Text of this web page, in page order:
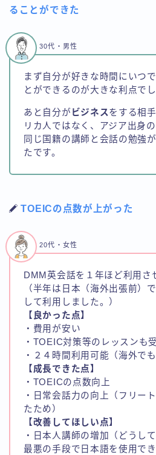
ることができた
まず自分が好きな時間にいつ
とができるのが大きな利点でし
あと自分が ビジネスをする相
リカ人ではなく、アジア出身
同じ国籍の講師と会話の勉強
たです。
30代・男性
TOEICの点数が上がった
DMM英会話を１年ほど利用さ
（半年は日本（海外出張前）
して利用しました。）
【良かった点】
・費用が安い
・TOEIC対策等のレッスンも
・２４時間利用可能（海外でも
【成長できた点】
・TOEICの点数向上
・日常会話力の向上（フリー
たため）
【改善してほしい点】
・日本人講師の増加（どうし
最悪の手段で日本語を使用で
20代・女性